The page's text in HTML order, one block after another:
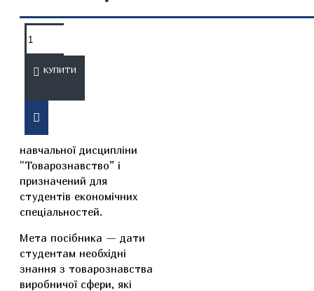
КУПИТИ
ОПИС
Посібник розроблений
згідно із змістом
навчальної дисципліни
"Товарознавство” і
призначений для
студентів економічних
спеціальностей.
Мета посібника — дати
студентам необхідні
знання з товарознавства
виробничої сфери, які